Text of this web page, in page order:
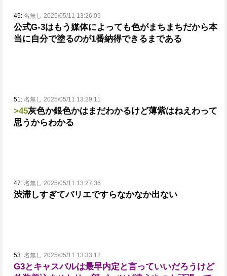
45: 名無し 2025/05/11 13:26:09
公式G-3はもう媒体によっても色がまちまちだから本
当に自分で塗るのが1番納得できるまである
51: 名無し 2025/05/11 13:29:11
>45灰色か銀色かはまだわかるけど薄紫はねえわって
思うからわかる
47: 名無し 2025/05/11 13:27:36
渋滞しすぎてバリエですらなかなか出ない
53: 名無し 2025/05/11 13:33:12
G3とキャスバルは最早内定と言っていいだろうけど